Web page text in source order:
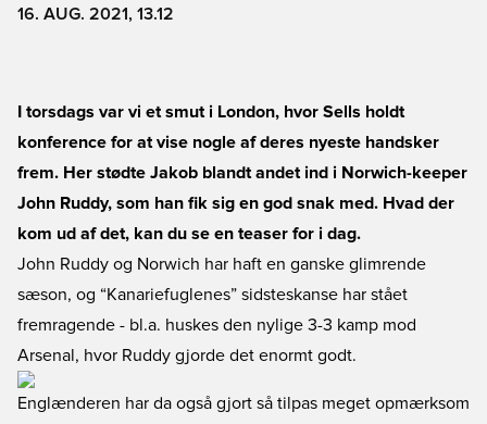
16. AUG. 2021, 13.12
I torsdags var vi et smut i London, hvor Sells holdt
konference for at vise nogle af deres nyeste handsker
frem. Her stødte Jakob blandt andet ind i Norwich-keeper
John Ruddy, som han fik sig en god snak med. Hvad der
kom ud af det, kan du se en teaser for i dag.
John Ruddy og Norwich har haft en ganske glimrende
sæson, og “Kanariefuglenes” sidsteskanse har stået
fremragende - bl.a. huskes den nylige 3-3 kamp mod
Arsenal, hvor Ruddy gjorde det enormt godt.
Englænderen har da også gjort så tilpas meget opmærksom